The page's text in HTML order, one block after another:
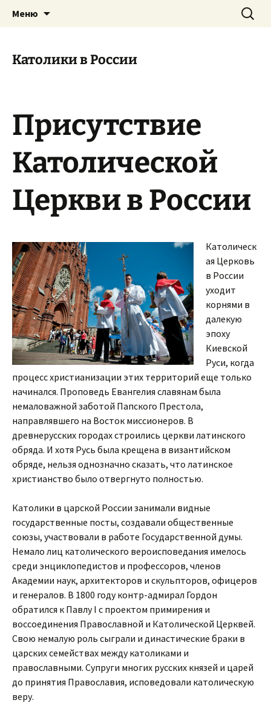
Римско-католическая
церковь в Саратове
Приход святого Климента
Меню Найти:
Католики в России
Присутствие
Католической
Церкви в России
Католическ
ая Церковь
в России
уходит
корнями в
далекую
эпоху
Киевской
Руси, когда
процесс христианизации этих территорий еще только
начинался. Проповедь Евангелия славянам была
немаловажной заботой Папского Престола,
направлявшего на Восток миссионеров. В
древнерусских городах строились церкви латинского
обряда. И хотя Русь была крещена в византийском
обряде, нельзя однозначно сказать, что латинское
христианство было отвергнуто полностью.
Католики в царской России занимали видные
государственные посты, создавали общественные
союзы, участвовали в работе Государственной думы.
Немало лиц католического вероисповедания имелось
среди энциклопедистов и профессоров, членов
Академии наук, архитекторов и скульпторов, офицеров
и генералов. В 1800 году контр-адмирал Гордон
обратился к Павлу I с проектом примирения и
воссоединения Православной и Католической Церквей.
Свою немалую роль сыграли и династические браки в
царских семействах между католиками и
православными. Супруги многих русских князей и царей
до принятия Православия, исповедовали католическую
веру.